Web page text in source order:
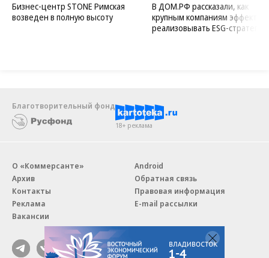
Бизнес-центр STONE Римская
возведен в полную высоту
В ДОМ.РФ рассказали, как
крупным компаниям
реализовывать ESG-стратегию
Благотворительный фонд
18+ реклама
О «Коммерсанте»
Архив
Контакты
Реклама
Вакансии
Android
Обратная связь
Правовая информация
E-mail рассылки
18+